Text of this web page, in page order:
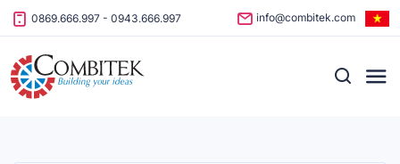
Skip to content
0869.666.997 - 0943.666.997 info@combitek.com